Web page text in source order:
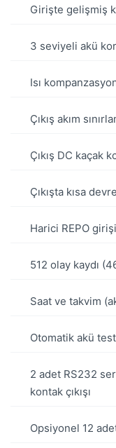
Girişte gelişmiş
3 seviyeli akü
Isı
Çıkış akım
Çıkış DC kaçak
Çıkışta kısa
Harici REPO girişi
512 olay kaydı
Saat ve takvim
Otomatik akü
2 adet RS232
kontak çıkışı
Opsiyonel 12